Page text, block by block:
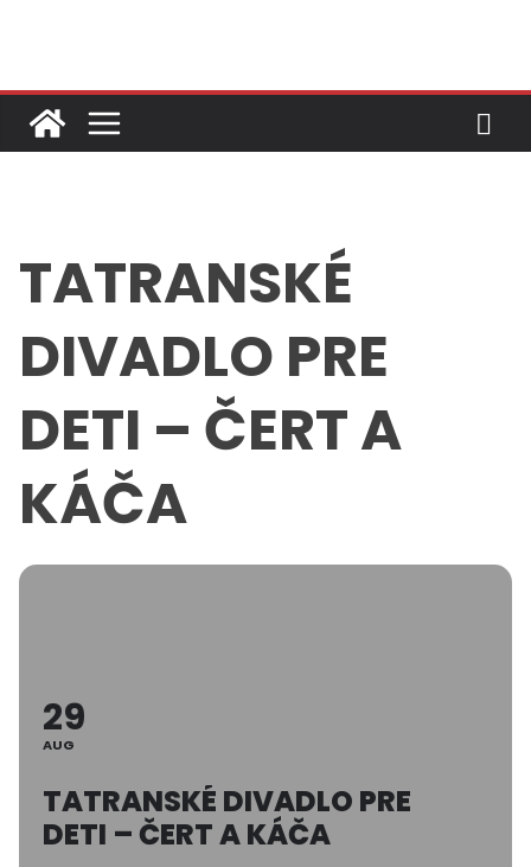
TATRANSKÉ
DIVADLO PRE
DETI – ČERT A
KÁČA
29
AUG
TATRANSKÉ DIVADLO PRE
DETI – ČERT A KÁČA